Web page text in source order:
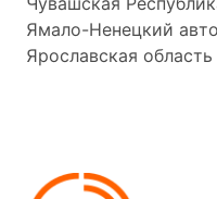
Ямало-Ненецкий
Ярославская область